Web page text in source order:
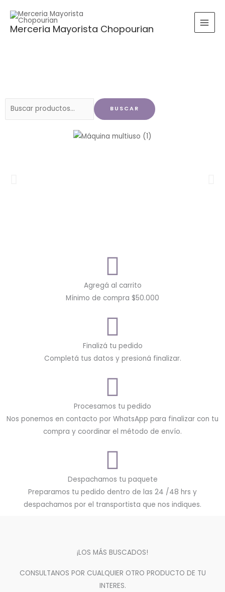
contenido
Merceria Mayorista Chopourian
Buscar
BUSCAR
Agregá al carrito
Mínimo de compra $50.000
Finalizá tu pedido
Completá tus datos y presioná finalizar.
Procesamos tu pedido
Nos ponemos en contacto por WhatsApp para finalizar con tu
compra y coordinar el método de envío.
Despachamos tu paquete
Preparamos tu pedido dentro de las 24 /48 hrs y
despachamos por el transportista que nos indiques.
¡LOS MÁS BUSCADOS!
CONSULTANOS POR CUALQUIER OTRO PRODUCTO DE TU
INTERES.